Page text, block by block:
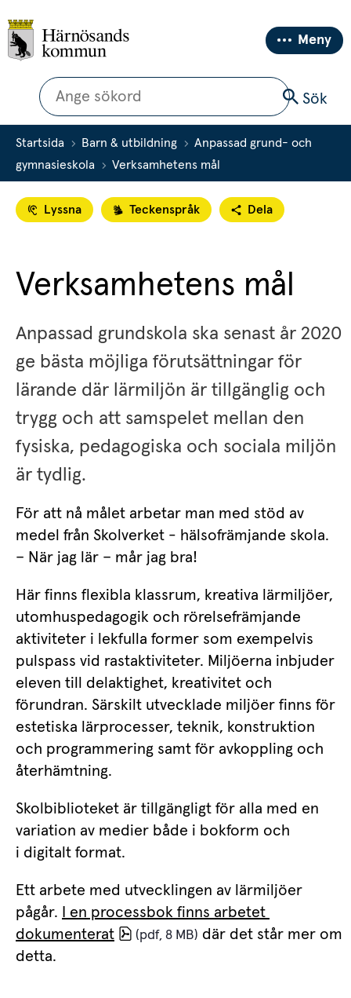
Meny
Sök
Sök
Startsida Barn & utbildning
Anpassad grund- och
gymnasieskola
Verksamhetens mål
Lyssna Teckenspråk Dela
Verksamhetens mål
Anpassad grundskola ska senast år 2020
ge bästa möjliga förutsättningar för
lärande där lärmiljön är tillgänglig och
trygg och att samspelet mellan den
fysiska, pedagogiska och sociala miljön
är tydlig.
För att nå målet arbetar man med stöd av
medel från Skolverket - hälsofrämjande skola.
– När jag lär – mår jag bra!
Här finns flexibla klassrum, kreativa lärmiljöer,
utomhuspedagogik och rörelsefrämjande
aktiviteter i lekfulla former som exempelvis
pulspass vid rastaktiviteter. Miljöerna inbjuder
eleven till delaktighet, kreativitet och
förundran. Särskilt utvecklade miljöer finns för
estetiska lärprocesser, teknik, konstruktion
och programmering samt för avkoppling och
återhämtning.
Skolbiblioteket är tillgängligt för alla med en
variation av medier både i bokform och
i digitalt format.
Ett arbete med utvecklingen av lärmiljöer
pågår.
I en processbok finns arbetet
dokumenterat
pdf, 8 MB.
(pdf, 8 MB) där det står mer om
detta.